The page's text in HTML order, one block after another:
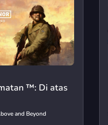
™: Di atas
and Beyond